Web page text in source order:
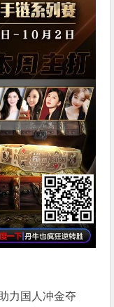
力国人冲金夺